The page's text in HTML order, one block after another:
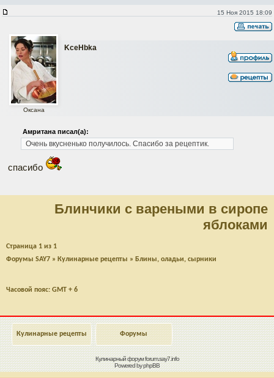
15 Ноя 2015 18:09
KceHbka
Оксана
Амритана писал(а):
Очень вкусненько получилось. Спасибо за рецептик.
спасибо
Блинчики с вареными в сиропе
яблоками
Страница 1 из 1
Форумы SAY7 » Кулинарные рецепты » Блины, оладьи, сырники
Часовой пояс: GMT + 6
Кулинарные рецепты Форумы
Кулинарный форумforum.say7.info
Powered byphpBB